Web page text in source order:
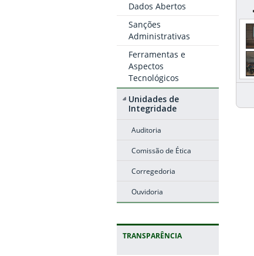
Dados Abertos
Sanções
Administrativas
Ferramentas e
Aspectos
Tecnológicos
Unidades de
Integridade
Auditoria
Comissão de Ética
Corregedoria
Ouvidoria
TRANSPARÊNCIA